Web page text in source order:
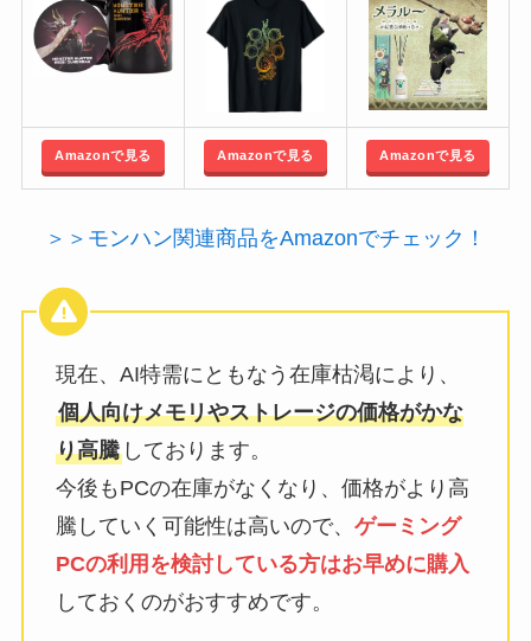
Amazonで見る Amazonで見る Amazonで見る
＞＞モンハン関連商品をAmazonでチェック！
現在、AI特需にともなう在庫枯渇により、
個人向けメモリやストレージの価格がかな
り高騰しております。
今後もPCの在庫がなくなり、価格がより高
騰していく可能性は高いので、 ゲーミング
PCの利用を検討している方はお早めに購入
しておくのがおすすめです。